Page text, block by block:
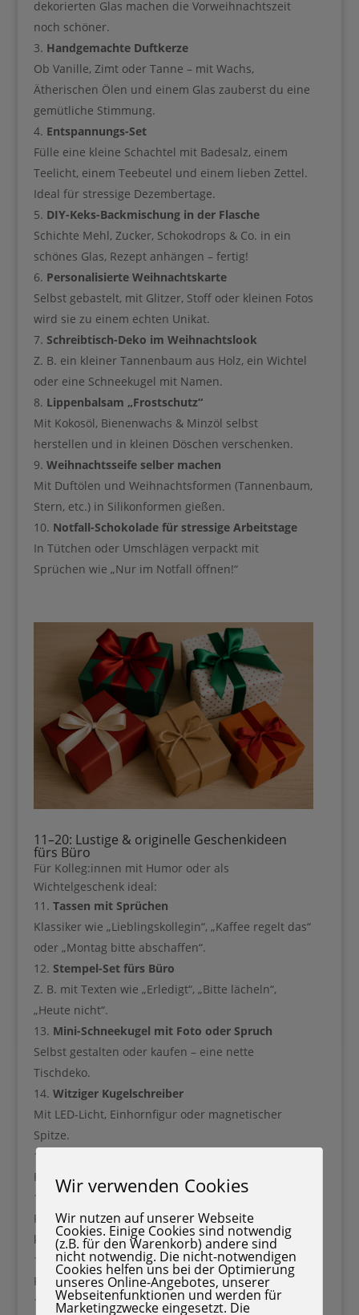
dekorierten Glas machen die Vorweihnachtszeit
noch schöner.
Handgemachte Duftkerze
Ob Vanille, Zimt oder Tanne – mit Wachs,
Ätherischen Ölen und einem Glas zauberst du eine
gemütliche Stimmung.
Entspannungs-Set
Fülle eine kleine Schachtel mit Badesalz, einem
Teelicht, einem Teebeutel und einem lieben Zettel.
Ideal für stressige Dezembertage.
DIY-Keks-Backmischung in der Flasche
Schichte Mehl, Zucker, Schokodrops & Co. in ein
schönes Glas, Rezept anhängen – fertig!
Personalisierte Weihnachtskarte
Selbst gebastelt, mit Glitzer, Stoff oder kleinen Fotos
wird sie zu einem echten Unikat.
Schreibtisch-Deko im Weihnachtslook
Z. B. ein kleiner Tannenbaum aus Holz, ein Wichtel
oder eine Schneekugel mit Namen.
Lippenbalsam „Frostschutz“
Mit Kokosöl, Bienenwachs & Minzöl selbst
herstellen und in kleinen Döschen verschenken.
Weihnachtsseife selber machen
Mit Duftölen und Weihnachtsformen (Tannenbaum,
Stern, etc.) in Silikonformen gießen.
Notfall-Schokolade für stressige Arbeitstage
In Tütchen oder Umschlägen verpackt mit
Sprüchen wie „Nur im Notfall öffnen!“
11–20: Lustige & originelle Geschenkideen
fürs Büro
Für Kolleg:innen mit Humor oder als
Wichtelgeschenk ideal:
Tassen mit Sprüchen
Klassiker wie „Lieblingskollegin“, „Kaffee regelt das“
oder „Montag bitte abschaffen“.
Stempel-Set fürs Büro
Z. B. mit Texten wie „Erledigt“, „Bitte lächeln“,
„Heute nicht“.
Mini-Schneekugel mit Foto oder Spruch
Selbst gestalten oder kaufen – eine nette
Tischdeko.
Witziger Kugelschreiber
Mit LED-Licht, Einhornfigur oder magnetischer
Spitze.
Perfekt für alle, deren Kaffee immer kalt wird.
Anti-Stressball mit Weihnachtsmotiv
Rentier, Schneemann oder Tannenbaum –
knautschen erlaubt!
Büro-Toilettenpapier mit Weihnachtsaufdruck
Für den „Notfall“ – sorgt garantiert für Lacher.
Weihnachts-Socken mit Spruch
• nach einer ruhigen und flexiblen Möglichkeit suchst,
• dir mehr Freiheit, Entlastung und Selbstbestimmung im
Familienalltag wünschst
Pinterest kann eine wunderschöne Möglichkeit sein, dir
Schritt für Schritt etwas Eigenes aufzubauen – ohne
Social-Media-Druck.
Du bist nur noch einen Klick von deinem
Mama Business Guide entfernt ❤️
Gib hier deinen Vornamen ein
Gib hier deine E-Mail-Adresse ein, um dich
anzumelden
abc@xyz.com.
gelegentlich weitere liebevolle Impulse &
Ideen für Mama Business. Die
Datenschutzerklärung habe ich gelesen.
Sie können den Newsletter jederzeit über den Link in unserem
Newsletter abbestellen.
Wir verwenden Brevo als unsere Marketing-Plattform.
Wenn Sie das Formular ausfüllen und absenden,
bestätigen Sie, dass die von Ihnen angegebenen
Informationen an Brevo zur Bearbeitung gemäß den
Jetzt starten
Wir verwenden Cookies
Wir nutzen auf unserer Webseite
Cookies. Einige Cookies sind notwendig
(z.B. für den Warenkorb) andere sind
nicht notwendig. Die nicht-notwendigen
Cookies helfen uns bei der Optimierung
unseres Online-Angebotes, unserer
Webseitenfunktionen und werden für
Marketingzwecke eingesetzt. Die